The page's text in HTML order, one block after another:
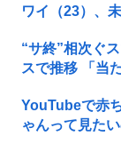
ワイ（23）、
“サ終”相次ぐ
スで推移 「当
YouTubeで赤
ゃんって見た